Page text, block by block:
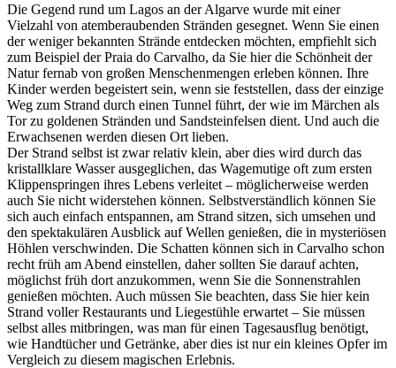
Die Gegend rund um Lagos an der Algarve wurde mit einer
Vielzahl von atemberaubenden Stränden gesegnet. Wenn Sie einen
der weniger bekannten Strände entdecken möchten, empfiehlt sich
zum Beispiel der Praia do Carvalho, da Sie hier die Schönheit der
Natur fernab von großen Menschenmengen erleben können. Ihre
Kinder werden begeistert sein, wenn sie feststellen, dass der einzige
Weg zum Strand durch einen Tunnel führt, der wie im Märchen als
Tor zu goldenen Stränden und Sandsteinfelsen dient. Und auch die
Erwachsenen werden diesen Ort lieben.
Der Strand selbst ist zwar relativ klein, aber dies wird durch das
kristallklare Wasser ausgeglichen, das Wagemutige oft zum ersten
Klippenspringen ihres Lebens verleitet – möglicherweise werden
auch Sie nicht widerstehen können. Selbstverständlich können Sie
sich auch einfach entspannen, am Strand sitzen, sich umsehen und
den spektakulären Ausblick auf Wellen genießen, die in mysteriösen
Höhlen verschwinden. Die Schatten können sich in Carvalho schon
recht früh am Abend einstellen, daher sollten Sie darauf achten,
möglichst früh dort anzukommen, wenn Sie die Sonnenstrahlen
genießen möchten. Auch müssen Sie beachten, dass Sie hier kein
Strand voller Restaurants und Liegestühle erwartet – Sie müssen
selbst alles mitbringen, was man für einen Tagesausflug benötigt,
wie Handtücher und Getränke, aber dies ist nur ein kleines Opfer im
Vergleich zu diesem magischen Erlebnis.